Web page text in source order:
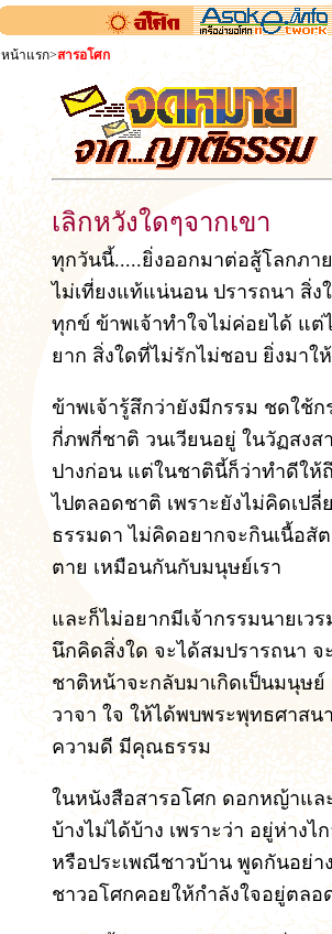
หน้าแรก>สารอโศก
เลิกหวังใดๆจากเขา
ทุกวันนี้.....ยิ่งออกมาต่อสู้โลกภา
ไม่เที่ยงแท้แน่นอน ปรารถนา สิ่ง
ทุกข์ ข้าพเจ้าทำใจไม่ค่อยได้ แต่
ยาก สิ่งใดที่ไม่รักไม่ชอบ ยิ่งมาใ
ข้าพเจ้ารู้สึกว่ายังมีกรรม ชดใช้
กี่ภพกี่ชาติ วนเวียนอยู่ ในวัฏสงส
ปางก่อน แต่ในชาตินี้ก็ว่าทำดีให้
ไปตลอดชาติ เพราะยังไม่คิดเป
ธรรมดา ไม่คิดอยากจะกินเนื้อสัต
ตาย เหมือนกันกับมนุษย์เรา
และก็ไม่อยากมีเจ้ากรรมนายเว
นึกคิดสิ่งใด จะได้สมปรารถนา
ชาติหน้าจะกลับมาเกิดเป็นมนุษ
วาจา ใจ ให้ได้พบพระพุทธศาส
ความดี มีคุณธรรม
ในหนังสือสารอโศก ดอกหญ้าแ
บ้างไม่ได้บ้าง เพราะว่า อยู่ห่า
หรือประเพณีชาวบ้าน พูดกันอย่า
ชาวอโศกคอยให้กำลังใจอยู่ตลอ